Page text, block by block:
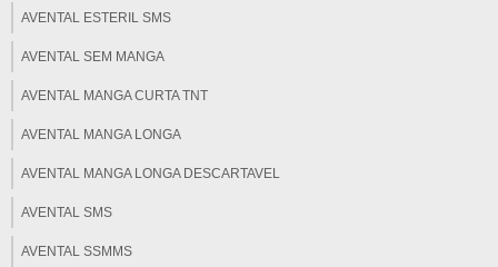
AVENTAL ESTERIL SMS
AVENTAL SEM MANGA
AVENTAL MANGA CURTA TNT
AVENTAL MANGA LONGA
AVENTAL MANGA LONGA DESCARTAVEL
AVENTAL SMS
AVENTAL SSMMS